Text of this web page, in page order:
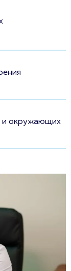
и окружающих